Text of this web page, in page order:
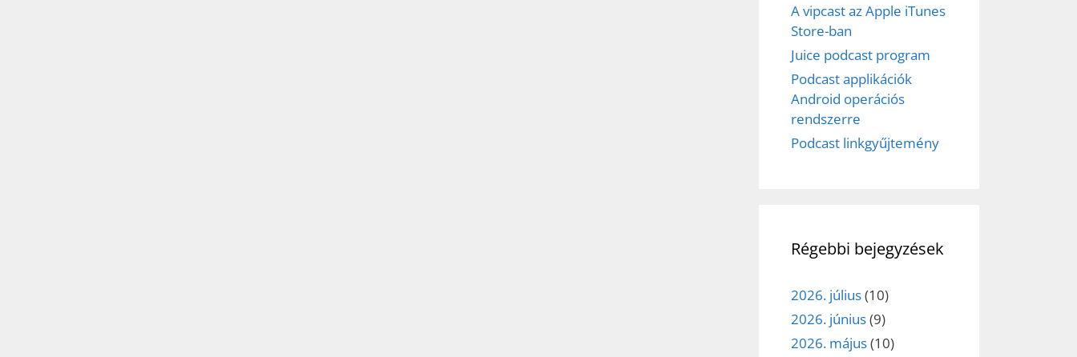
A vipcast az Apple iTunes
Store-ban
Juice podcast program
Podcast applikációk
Android operációs
rendszerre
Podcast linkgyűjtemény
Régebbi bejegyzések
2026. július(10)
2026. június(9)
2026. május(10)